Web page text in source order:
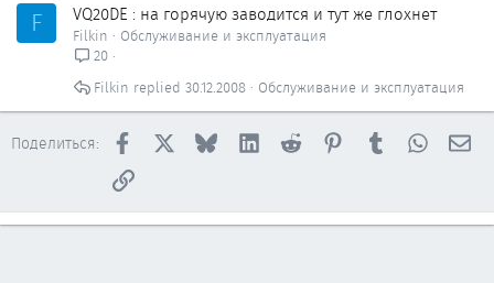
F VQ20DE : на горячую заводится и тут же глохнет
Filkin
Обслуживание и эксплуатация
20
Обслуживание и эксплуатация
30.12.2008
Filkin
Поделиться: Facebook BlueskyLinkedInReddit PinterestTumblr
Ссылка